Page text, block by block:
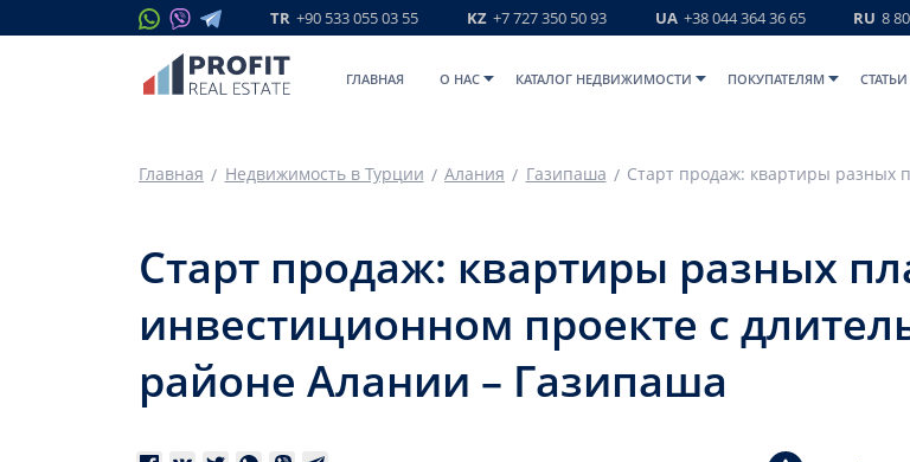
TR +90 533 055 03 55 KZ +7 727 350 50 93 UA +38 044 364 36 65 RU 8
ГЛАВНАЯ O НАС КАТАЛОГ НЕДВИЖИМОСТИ ПОКУПАТЕЛЯМ СТАТЬИ
Главная Недвижимость в Турции Алания Газипаша
Старт продаж: квартиры разных
инвестиционном проекте с
районе Алании – Газипаша